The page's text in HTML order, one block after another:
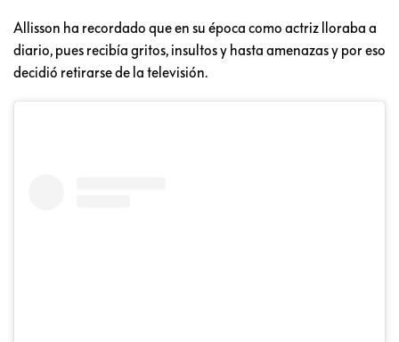
Allisson ha recordado que en su época como actriz lloraba a
diario, pues recibía gritos, insultos y hasta amenazas y por eso
decidió retirarse de la televisión.